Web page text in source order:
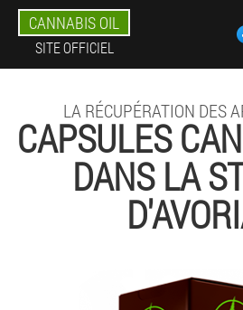
CANNABIS OIL
SITE OFFICIEL
LA RÉCUPÉRATION DES
CAPSULES
DANS LA